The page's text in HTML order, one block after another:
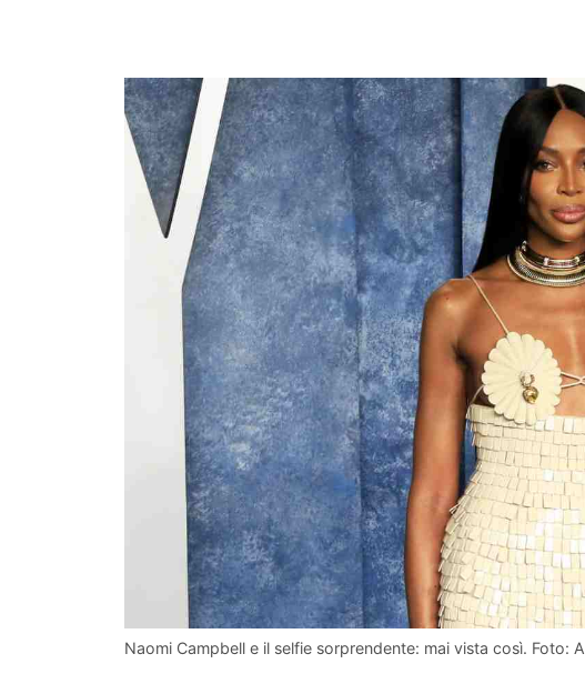
Naomi Campbell e il selfie sorprendente: mai vista così. Foto: